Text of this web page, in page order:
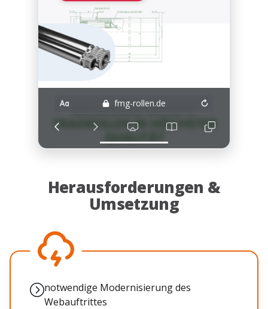
fmg-rollen.de
Herausforderungen &
Umsetzung
notwendige Modernisierung des
Webauftrittes